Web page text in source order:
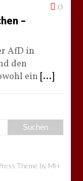
0
–
AfD in
den
ein [...]
Theme by MH